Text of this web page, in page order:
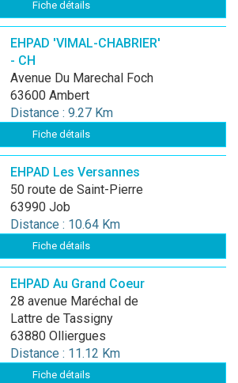
Fiche détails
EHPAD 'VIMAL-CHABRIER'
- CH
Avenue Du Marechal Foch
63600 Ambert
Distance : 9.27 Km
Fiche détails
EHPAD Les Versannes
50 route de Saint-Pierre
63990 Job
Distance : 10.64 Km
Fiche détails
EHPAD Au Grand Coeur
28 avenue Maréchal de
Lattre de Tassigny
63880 Olliergues
Distance : 11.12 Km
Fiche détails